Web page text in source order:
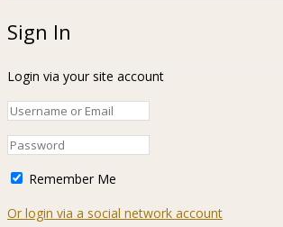
Sign In
Login via your site account
Remember Me
Or login via a social network account